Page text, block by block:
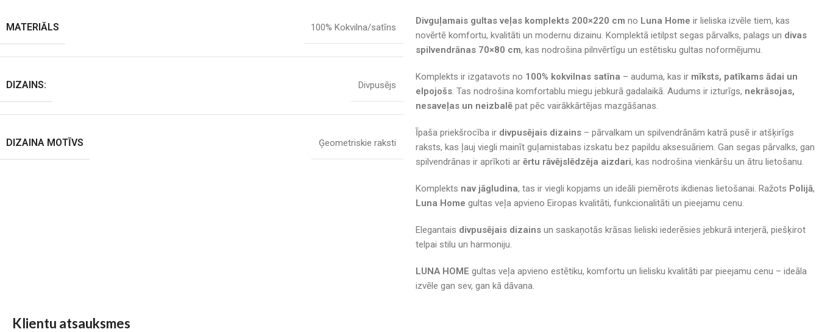
MATERIĀLS 100% Kokvilna/satīns
DIZAINS: Divpusējs
DIZAINA MOTĪVS Ģeometriskie raksti
Divguļamais gultas veļas komplekts 200×220 cm no Luna Home ir lieliska izvēle tiem, kas
novērtē komfortu, kvalitāti un modernu dizainu. Komplektā ietilpst segas pārvalks, palags un divas
spilvendrānas 70×80 cm, kas nodrošina pilnvērtīgu un estētisku gultas noformējumu.
Komplekts ir izgatavots no 100% kokvilnas satīna – auduma, kas ir mīksts, patīkams ādai un
elpojošs . Tas nodrošina komfortablu miegu jebkurā gadalaikā. Audums ir izturīgs, nekrāsojas,
nesaveļas un neizbalē pat pēc vairākkārtējas mazgāšanas.
Īpaša priekšrocība ir divpusējais dizains – pārvalkam un spilvendrānām katrā pusē ir atšķirīgs
raksts, kas ļauj viegli mainīt guļamistabas izskatu bez papildu aksesuāriem. Gan segas pārvalks, gan
spilvendrānas ir aprīkoti ar ērtu rāvējslēdzēja aizdari, kas nodrošina vienkāršu un ātru lietošanu.
Komplekts nav jāgludina, tas ir viegli kopjams un ideāli piemērots ikdienas lietošanai. Ražots Polijā,
Luna Home gultas veļa apvieno Eiropas kvalitāti, funkcionalitāti un pieejamu cenu.
Elegantais divpusējais dizains un saskaņotās krāsas lieliski iederēsies jebkurā interjerā, piešķirot
telpai stilu un harmoniju.
LUNA HOME gultas veļa apvieno estētiku, komfortu un lielisku kvalitāti par pieejamu cenu – ideāla
izvēle gan sev, gan kā dāvana.
Klientu atsauksmes